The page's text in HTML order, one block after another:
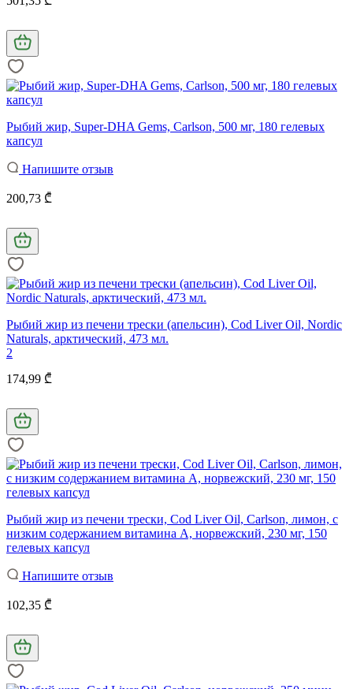
Рыбий жир, Super-DHA Gems, Carlson, 500 мг, 180 гелевых
капсул
Напишите отзыв
200,73 ₾
Рыбий жир из печени трески (апельсин), Cod Liver Oil, Nordic
Naturals, арктический, 473 мл.
2
174,99 ₾
Рыбий жир из печени трески, Cod Liver Oil, Carlson, лимон, с
низким содержанием витамина А, норвежский, 230 мг, 150
гелевых капсул
Напишите отзыв
102,35 ₾